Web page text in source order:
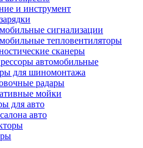
и инструмент
сигнализации
тепловентиляторы
сканеры
автомобильные
для шиномонтажа
радары
мойки
для авто
авто